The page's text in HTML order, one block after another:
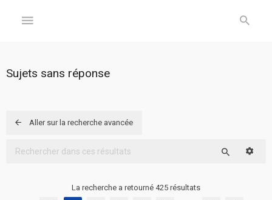
Inscription
Connexion
Sujets sans réponse
Aller sur la recherche avancée
La recherche a retourné 425 résultats